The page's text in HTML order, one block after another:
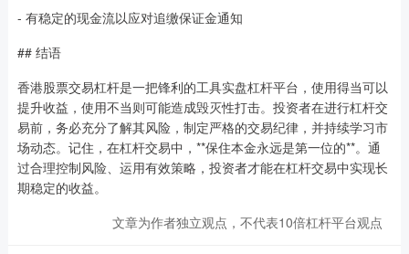
- 有稳定的现金流以应对追缴保证金通知
## 结语
香港股票交易杠杆是一把锋利的工具实盘杠杆平台，使用得当可以
提升收益，使用不当则可能造成毁灭性打击。投资者在进行杠杆交
易前，务必充分了解其风险，制定严格的交易纪律，并持续学习市
场动态。记住，在杠杆交易中，**保住本金永远是第一位的**。通
过合理控制风险、运用有效策略，投资者才能在杠杆交易中实现长
期稳定的收益。
文章为作者独立观点，不代表10倍杠杆平台观点